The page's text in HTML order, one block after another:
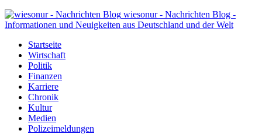
wiesonur - Nachrichten Blog -
Informationen und Neuigkeiten aus Deutschland und der Welt
Startseite
Wirtschaft
Politik
Finanzen
Karriere
Chronik
Kultur
Medien
Polizeimeldungen